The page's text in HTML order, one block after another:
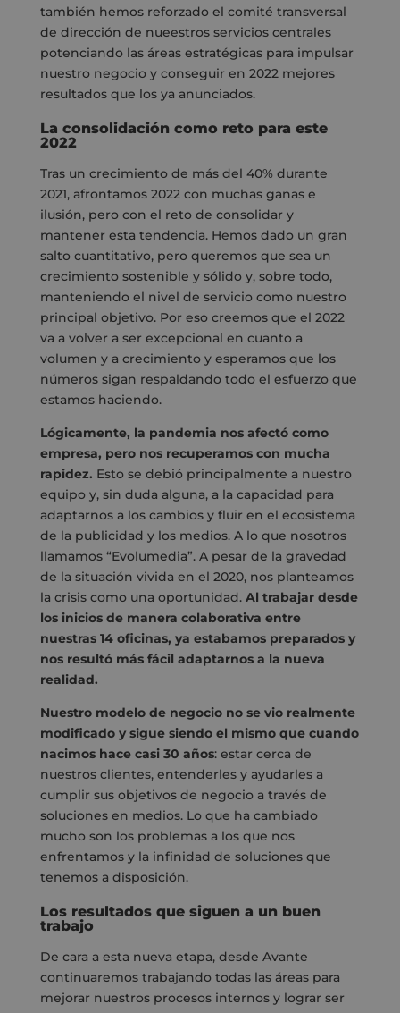
también hemos reforzado el comité transversal
de dirección de nueestros servicios centrales
potenciando las áreas estratégicas para impulsar
nuestro negocio y conseguir en 2022 mejores
resultados que los ya anunciados.
La consolidación como reto para este
2022
Tras un crecimiento de más del 40% durante
2021, afrontamos 2022 con muchas ganas e
ilusión, pero con el reto de consolidar y
mantener esta tendencia. Hemos dado un gran
salto cuantitativo, pero queremos que sea un
crecimiento sostenible y sólido y, sobre todo,
manteniendo el nivel de servicio como nuestro
principal objetivo. Por eso creemos que el 2022
va a volver a ser excepcional en cuanto a
volumen y a crecimiento y esperamos que los
números sigan respaldando todo el esfuerzo que
estamos haciendo.
Lógicamente, la pandemia nos afectó como
empresa, pero nos recuperamos con mucha
rapidez. Esto se debió principalmente a nuestro
equipo y, sin duda alguna, a la capacidad para
adaptarnos a los cambios y fluir en el ecosistema
de la publicidad y los medios. A lo que nosotros
llamamos “Evolumedia”. A pesar de la gravedad
de la situación vivida en el 2020, nos planteamos
la crisis como una oportunidad. Al trabajar desde
los inicios de manera colaborativa entre
nuestras 14 oficinas, ya estabamos preparados y
nos resultó más fácil adaptarnos a la nueva
realidad.
Nuestro modelo de negocio no se vio realmente
modificado y sigue siendo el mismo que cuando
nacimos hace casi 30 años: estar cerca de
nuestros clientes, entenderles y ayudarles a
cumplir sus objetivos de negocio a través de
soluciones en medios. Lo que ha cambiado
mucho son los problemas a los que nos
enfrentamos y la infinidad de soluciones que
tenemos a disposición.
Los resultados que siguen a un buen
trabajo
De cara a esta nueva etapa, desde Avante
continuaremos trabajando todas las áreas para
mejorar nuestros procesos internos y lograr ser